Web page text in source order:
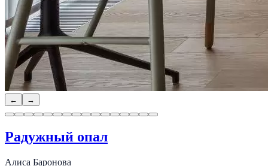
← →
Радужный опал
Алиса Баронова